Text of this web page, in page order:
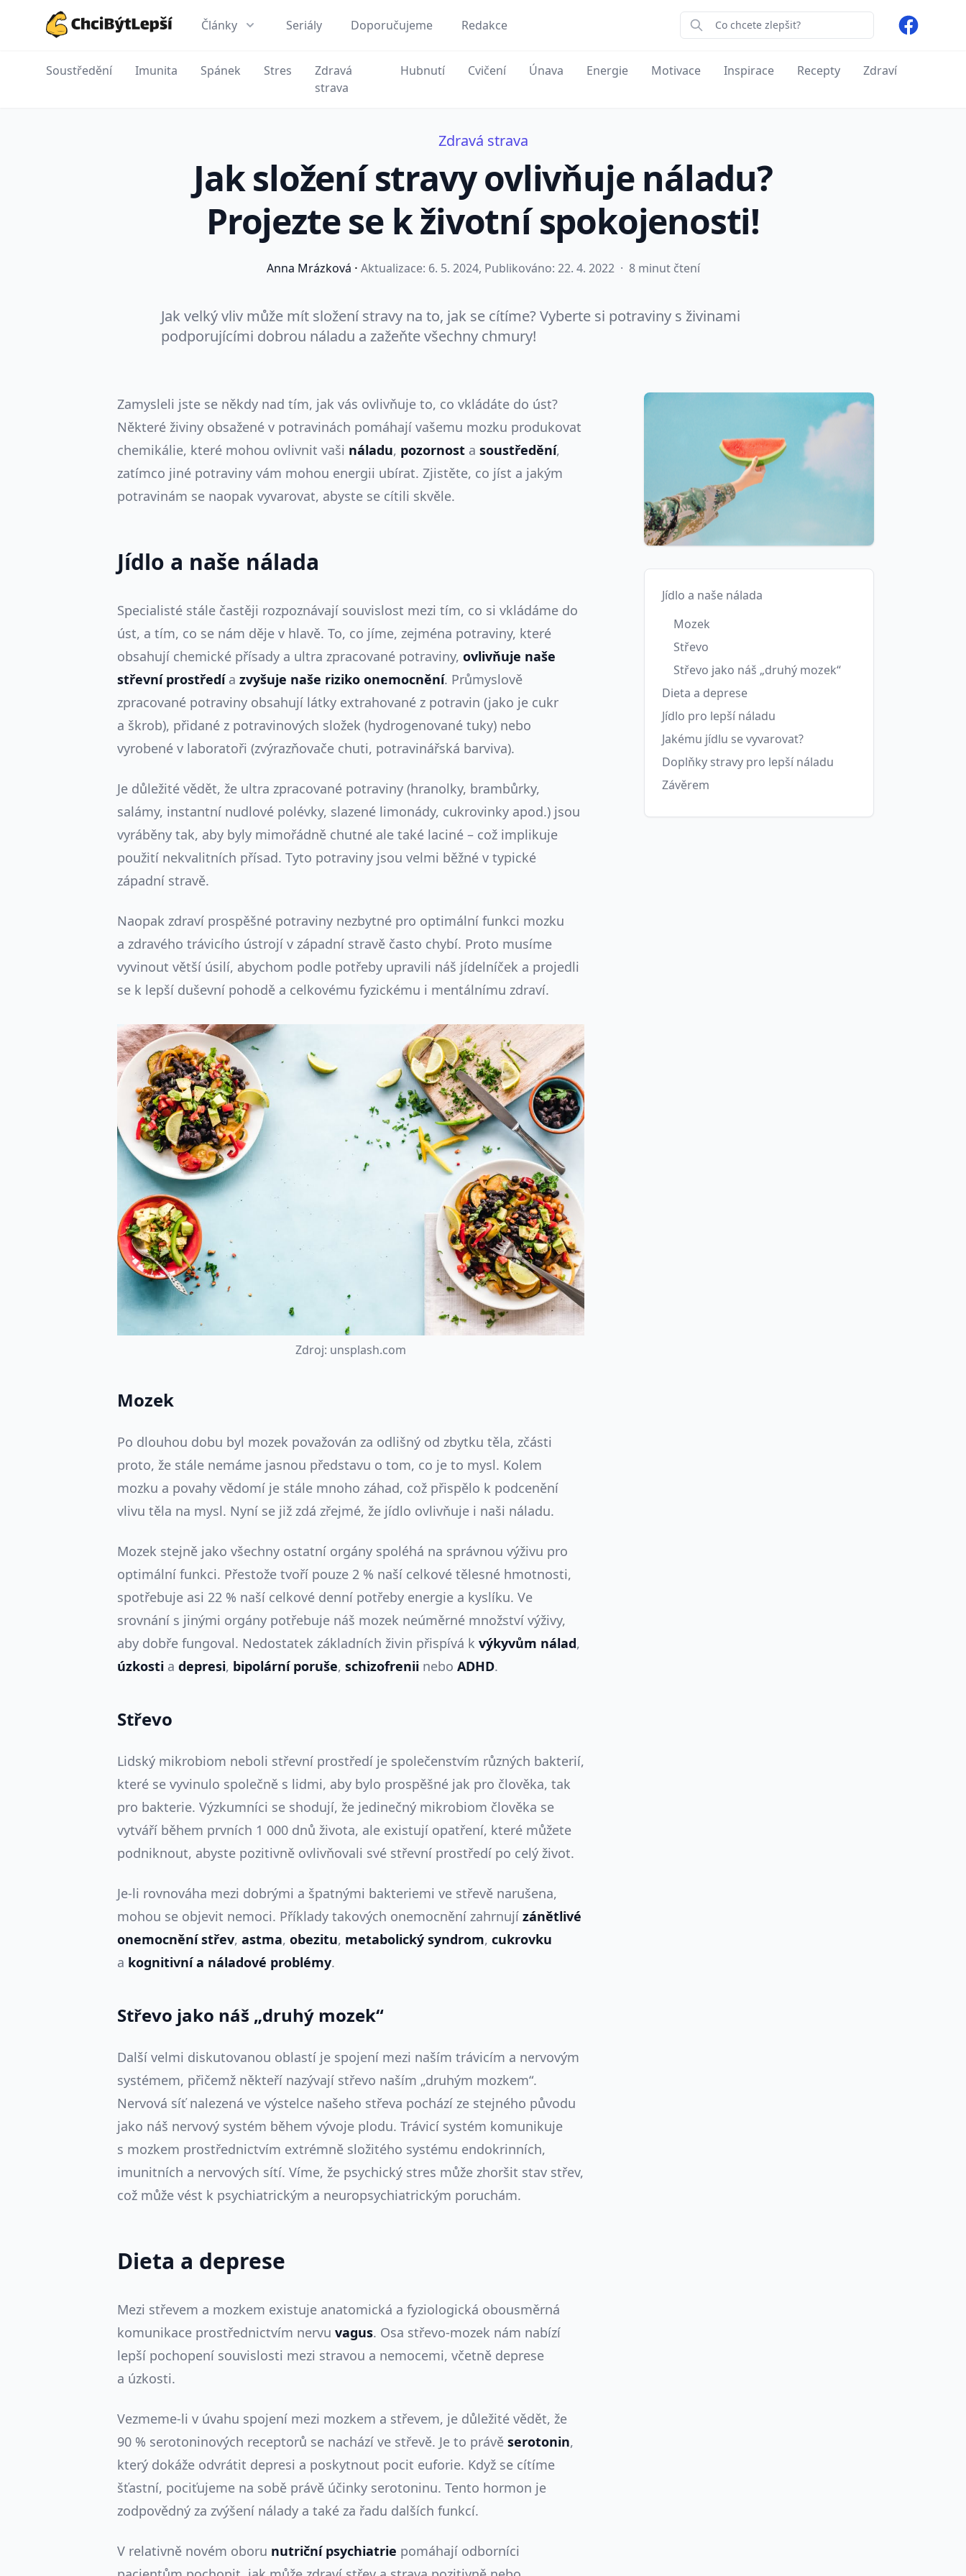
Články Seriály Doporučujeme Redakce Facebook
Soustředění Imunita Spánek Stres
Zdravá
strava
Hubnutí Cvičení Únava Energie Motivace Inspirace Recepty Zdraví
Zdravá strava
Jak složení stravy ovlivňuje náladu?
Projezte se k životní spokojenosti!
Anna Mrázková · Aktualizace: 6. 5. 2024, Publikováno: 22. 4. 2022 · 8 minut čtení
Jak velký vliv může mít složení stravy na to, jak se cítíme? Vyberte si potraviny s živinami
podporujícími dobrou náladu a zažeňte všechny chmury!
Zamysleli jste se někdy nad tím, jak vás ovlivňuje to, co vkládáte do úst?
Některé živiny obsažené v potravinách pomáhají vašemu mozku produkovat
chemikálie, které mohou ovlivnit vaši náladu, pozornost a soustředění,
zatímco jiné potraviny vám mohou energii ubírat. Zjistěte, co jíst a jakým
potravinám se naopak vyvarovat, abyste se cítili skvěle.
Jídlo a naše nálada
Specialisté stále častěji rozpoznávají souvislost mezi tím, co si vkládáme do
úst, a tím, co se nám děje v hlavě. To, co jíme, zejména potraviny, které
obsahují chemické přísady a ultra zpracované potraviny, ovlivňuje naše
střevní prostředía zvyšuje naše riziko onemocnění. Průmyslově
zpracované potraviny obsahují látky extrahované z potravin (jako je cukr
a škrob), přidané z potravinových složek (hydrogenované tuky) nebo
vyrobené v laboratoři (zvýrazňovače chuti, potravinářská barviva).
Je důležité vědět, že ultra zpracované potraviny (hranolky, brambůrky,
salámy, instantní nudlové polévky, slazené limonády, cukrovinky apod.) jsou
vyráběny tak, aby byly mimořádně chutné ale také laciné – což implikuje
použití nekvalitních přísad. Tyto potraviny jsou velmi běžné v typické
západní stravě.
Naopak zdraví prospěšné potraviny nezbytné pro optimální funkci mozku
a zdravého trávicího ústrojí v západní stravě často chybí. Proto musíme
vyvinout větší úsilí, abychom podle potřeby upravili náš jídelníček a projedli
se k lepší duševní pohodě a celkovému fyzickému i mentálnímu zdraví.
Zdroj: unsplash.com
Mozek
Po dlouhou dobu byl mozek považován za odlišný od zbytku těla, zčásti
proto, že stále nemáme jasnou představu o tom, co je to mysl. Kolem
mozku a povahy vědomí je stále mnoho záhad, což přispělo k podcenění
vlivu těla na mysl. Nyní se již zdá zřejmé, že jídlo ovlivňuje i naši náladu.
Mozek stejně jako všechny ostatní orgány spoléhá na správnou výživu pro
optimální funkci. Přestože tvoří pouze 2 % naší celkové tělesné hmotnosti,
spotřebuje asi 22 % naší celkové denní potřeby energie a kyslíku. Ve
srovnání s jinými orgány potřebuje náš mozek neúměrné množství výživy,
aby dobře fungoval. Nedostatek základních živin přispívá k výkyvům nálad,
úzkosti a depresi, bipolární poruše, schizofrenii nebo ADHD.
Střevo
Lidský mikrobiom neboli střevní prostředí je společenstvím různých bakterií,
které se vyvinulo společně s lidmi, aby bylo prospěšné jak pro člověka, tak
pro bakterie. Výzkumníci se shodují, že jedinečný mikrobiom člověka se
vytváří během prvních 1 000 dnů života, ale existují opatření, které můžete
podniknout, abyste pozitivně ovlivňovali své střevní prostředí po celý život.
Je-li rovnováha mezi dobrými a špatnými bakteriemi ve střevě narušena,
mohou se objevit nemoci. Příklady takových onemocnění zahrnují zánětlivé
onemocnění střev, astma, obezitu, metabolický syndrom, cukrovku
a kognitivní a náladové problémy.
Střevo jako náš „druhý mozek“
Další velmi diskutovanou oblastí je spojení mezi naším trávicím a nervovým
systémem, přičemž někteří nazývají střevo naším „druhým mozkem“.
Nervová síť nalezená ve výstelce našeho střeva pochází ze stejného původu
jako náš nervový systém během vývoje plodu. Trávicí systém komunikuje
s mozkem prostřednictvím extrémně složitého systému endokrinních,
imunitních a nervových sítí. Víme, že psychický stres může zhoršit stav střev,
což může vést k psychiatrickým a neuropsychiatrickým poruchám.
Dieta a deprese
Mezi střevem a mozkem existuje anatomická a fyziologická obousměrná
komunikace prostřednictvím nervu vagus. Osa střevo-mozek nám nabízí
lepší pochopení souvislosti mezi stravou a nemocemi, včetně deprese
a úzkosti.
Vezmeme-li v úvahu spojení mezi mozkem a střevem, je důležité vědět, že
90 % serotoninových receptorů se nachází ve střevě. Je to právě serotonin,
který dokáže odvrátit depresi a poskytnout pocit euforie. Když se cítíme
šťastní, pociťujeme na sobě právě účinky serotoninu. Tento hormon je
zodpovědný za zvýšení nálady a také za řadu dalších funkcí.
V relativně novém oboru nutriční psychiatrie pomáhají odborníci
Jídlo a naše nálada
Mozek
Střevo
Střevo jako náš „druhý mozek“
Dieta a deprese
Jídlo pro lepší náladu
Jakému jídlu se vyvarovat?
Doplňky stravy pro lepší náladu
Závěrem